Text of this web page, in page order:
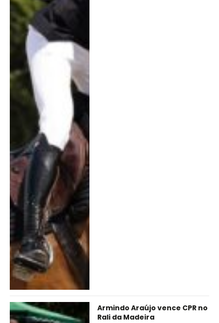
Armindo Araújo vence CPR no
Rali da Madeira